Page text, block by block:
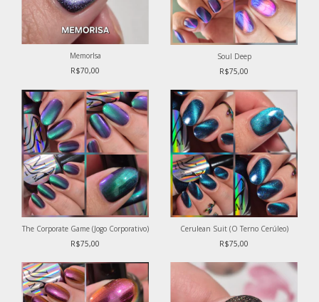
MemorIsa
R$70,00
Soul Deep
R$75,00
The Corporate Game (Jogo Corporativo)
R$75,00
Cerulean Suit (O Terno Cerúleo)
R$75,00